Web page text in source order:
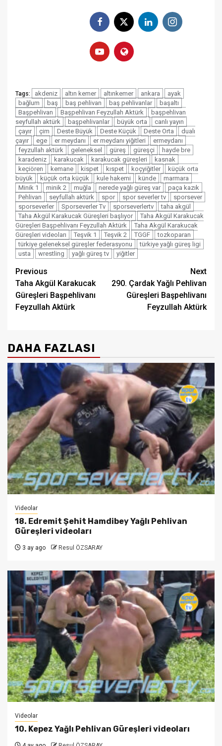
Tags: akdeniz altın kemer altınkemer ankara
ayak
bağlum
baş baş pehlivan baş pehlivanlar
başaltı
Başpehlivan
Başpehlivan Feyzullah Aktürk
başpehlivan
seyfullah aktürk
başpehlivanlar büyük orta
canlı yayın
çayır
çim Deste Büyük Deste Küçük Deste Orta
dualı
çayır
ege er meydanı er meydanı yiğitleri
ermeydanı
feyzullah aktürk
geleneksel güreş güreşçi
hayde bre
karadeniz
karakucak karakucak güreşleri
kasnak
keçiören
kemane kispet kıspet koçyiğitler
küçük orta
büyük
küçük orta küçük kule hakemi künde
marmara
Minik 1
minik 2 muğla nerede yağlı güreş var
paça kazık
Pehlivan
seyfullah aktürk spor spor severler tv
sporsever
sporseverler
Sporseverler Tv sporseverlertv
taha akgül
Taha Akgül Karakucak Güreşleri başlıyor
Taha Akgül Karakucak
Güreşleri Başpehlivanı Feyzullah Aktürk
Taha Akgül Karakucak
Güreşleri videoları
Teşvik 1 Teşvik 2 TGGF
tozkoparan
türkiye geleneksel güreşler federasyonu
türkiye yağlı güreş ligi
usta
wrestling yağlı güreş tv yiğitler
Post
navigation
Previous
Taha Akgül Karakucak
Güreşleri Başpehlivanı
Feyzullah Aktürk
Next
290. Çardak Yağlı Pehlivan
Güreşleri Başpehlivanı
Feyzullah Aktürk
DAHA FAZLASI
Videolar
18. Edremit Şehit Hamdibey Yağlı Pehlivan
Güreşleri videoları
3 ay ago Resul ÖZSARAY
Videolar
10. Kepez Yağlı Pehlivan Güreşleri videoları